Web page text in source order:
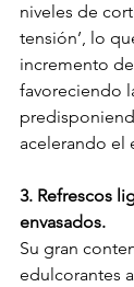
niveles de
tensión’, lo
incremento
favoreciendo
acelerando el
3. Refrescos
envasados.
Su gran
edulcorantes